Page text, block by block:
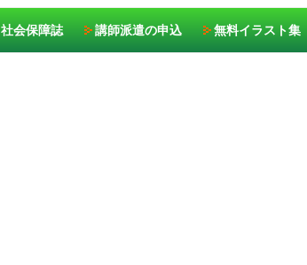
社会保障誌 講師派遣の申込 無料イラスト集